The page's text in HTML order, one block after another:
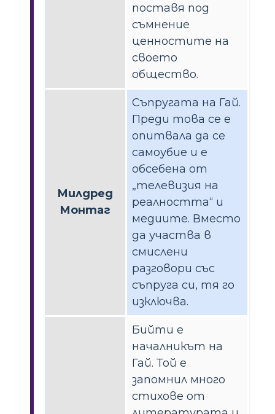
поставя под
съмнение
ценностите на
своето
общество.
Милдред
Монтаг
Съпругата на Гай.
Преди това се е
опитвала да се
самоубие и е
обсебена от
„телевизия на
реалността“ и
медиите. Вместо
да участва в
смислени
разговори със
съпруга си, тя го
изключва.
Бийти е
началникът на
Гай. Той е
запомнил много
стихове от